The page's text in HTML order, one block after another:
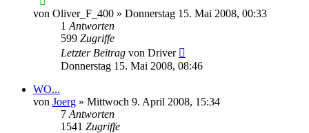
von Oliver_F_400 » Donnerstag 15. Mai 2008, 00:33
1 Antworten
599 Zugriffe
Letzter Beitrag von Driver
Donnerstag 15. Mai 2008, 08:46
WO...
von Joerg » Mittwoch 9. April 2008, 15:34
7 Antworten
1541 Zugriffe